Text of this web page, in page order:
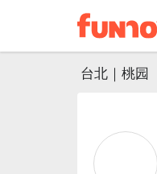
台北｜桃园